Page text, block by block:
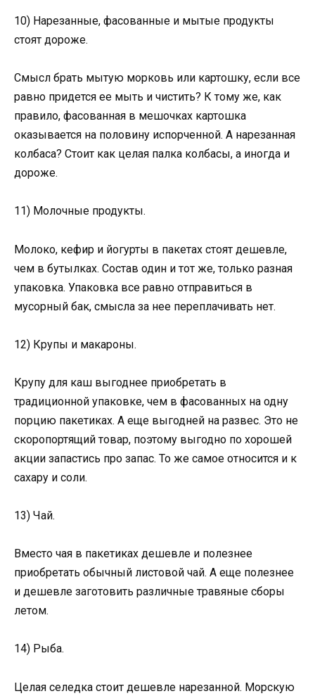
10) Нарезанные, фасованные и мытые продукты
стоят дороже.
Смысл брать мытую морковь или картошку, если все
равно придется ее мыть и чистить? К тому же, как
правило, фасованная в мешочках картошка
оказывается на половину испорченной. А нарезанная
колбаса? Стоит как целая палка колбасы, а иногда и
дороже.
11) Молочные продукты.
Молоко, кефир и йогурты в пакетах стоят дешевле,
чем в бутылках. Состав один и тот же, только разная
упаковка. Упаковка все равно отправиться в
мусорный бак, смысла за нее переплачивать нет.
12) Крупы и макароны.
Крупу для каш выгоднее приобретать в
традиционной упаковке, чем в фасованных на одну
порцию пакетиках. А еще выгодней на развес. Это не
скоропортящий товар, поэтому выгодно по хорошей
акции запастись про запас. То же самое относится и к
сахару и соли.
13) Чай.
Вместо чая в пакетиках дешевле и полезнее
приобретать обычный листовой чай. А еще полезнее
и дешевле заготовить различные травяные сборы
летом.
14) Рыба.
Целая селедка стоит дешевле нарезанной. Морскую